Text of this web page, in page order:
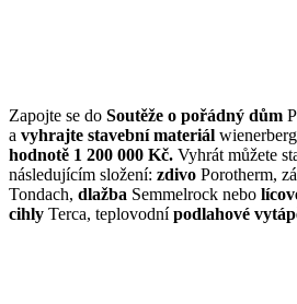
Zapojte se do Soutěže o pořádný dům
a vyhrajte stavební materiál
hodnotě 1 200 000 Kč. Vyhrát můžete
následujícím složení: zdivo Porotherm,
Tondach, dlažba Semmelrock nebo
cihly Terca, teplovodnípodlahové